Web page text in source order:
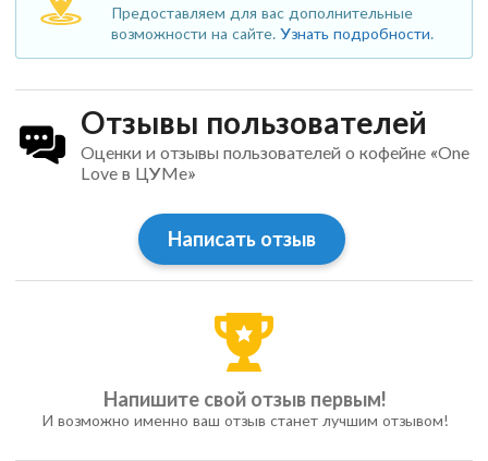
Предоставляем для вас дополнительные
возможности на сайте.Узнать подробности.
Отзывы пользователей
Оценки и отзывы пользователей о кофейне «One
Love в ЦУМе»
Написать отзыв
Напишите свой отзыв первым!
И возможно именно ваш отзыв станет лучшим отзывом!